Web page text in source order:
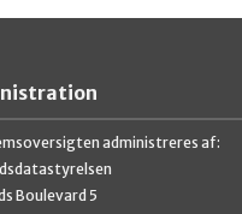
administreres af:
Boulevard 5